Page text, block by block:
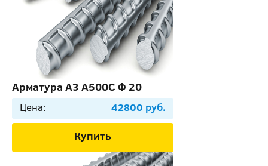
Арматура А3 А500С Ф 20
Цена: 42800 руб.
Купить